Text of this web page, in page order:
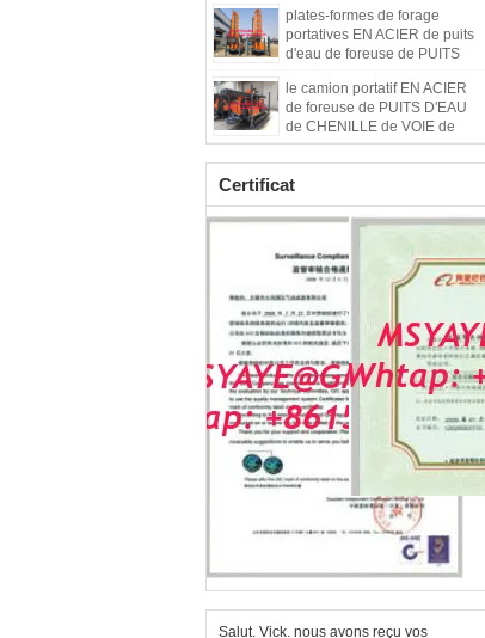
plates-formes de forage
portatives EN ACIER de puits
d'eau de foreuse de PUITS
de 300m FY300A/FY300
le camion portatif EN ACIER
de foreuse de PUITS D'EAU
de CHENILLE de VOIE de
250m 300m FY300A/FY300 a
monté la plate-forme de forage
de puits d'eau
Certificat
Salut. Vick. nous avons reçu vos